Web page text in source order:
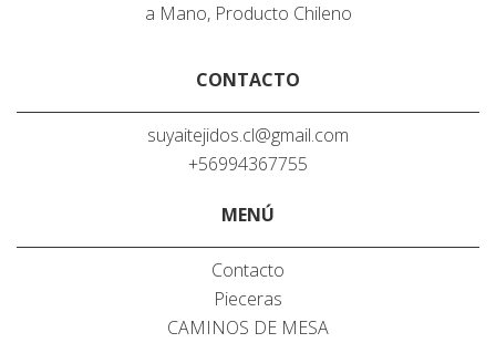
a Mano, Producto Chileno
CONTACTO
suyaitejidos.cl@gmail.com
+56994367755
MENÚ
Contacto
Pieceras
CAMINOS DE MESA